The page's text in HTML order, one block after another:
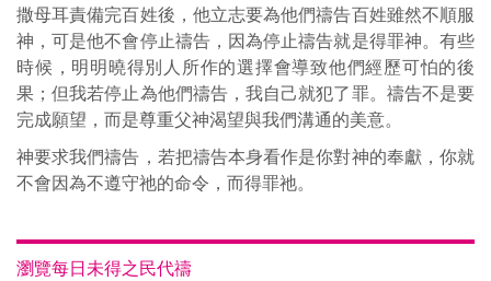
撒母耳責備完百姓後，他立志要為他們禱告百姓雖然不順服
神，可是他不會停止禱告，因為停止禱告就是得罪神。有些
時候，明明曉得別人所作的選擇會導致他們經歷可怕的後
果；但我若停止為他們禱告，我自己就犯了罪。禱告不是要
完成願望，而是尊重父神渴望與我們溝通的美意。
神要求我們禱告，若把禱告本身看作是你對神的奉獻，你就
不會因為不遵守祂的命令，而得罪祂。
瀏覽每日未得之民代禱